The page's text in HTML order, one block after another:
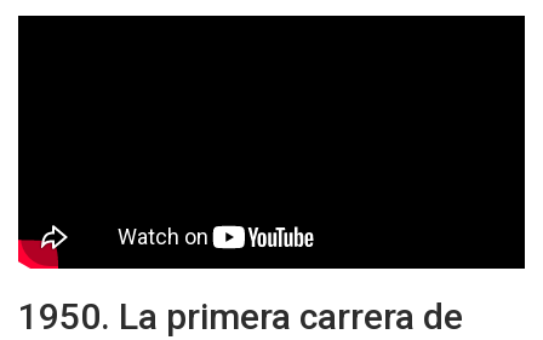
1950. La primera carrera de